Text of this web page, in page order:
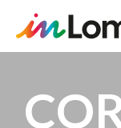
contenuto